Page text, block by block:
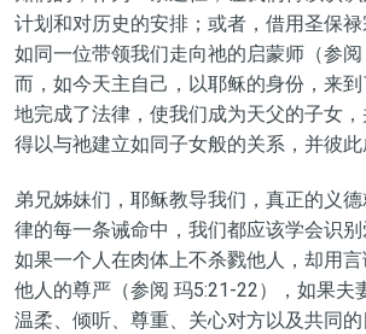
计划 和对历史的安排；或者，借用圣保
如同一位带领我们走向祂的启蒙师（参阅
而， 如今天主自己，以耶稣的身份，来
地完成了法律，使我们成为天父的子女，
得以与祂建立如同子女般的关系，并彼此
弟兄姊妹们，耶稣教导我们，真正的义
律的每一条诫命中 ，我们都应该学会识别
如果一个人在肉体上不杀戮他人，却用言
他人的尊严（参阅 玛5:21-22），如果夫
温柔、倾听、尊重、关心对方以及共同